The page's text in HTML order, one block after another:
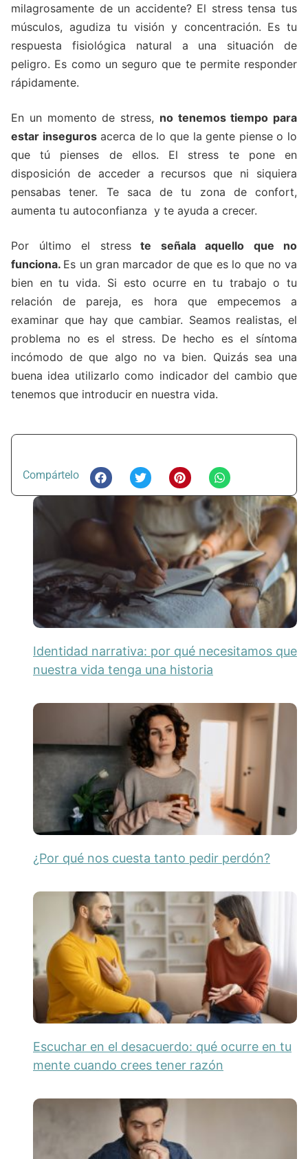
milagrosamente de un accidente? El stress tensa tus
músculos, agudiza tu visión y concentración. Es tu
respuesta fisiológica natural a una situación de
peligro. Es como un seguro que te permite responder
rápidamente.
En un momento de stress, no tenemos tiempo para
estar insegurosacerca de lo que la gente piense o lo
que tú pienses de ellos. El stress te pone en
disposición de acceder a recursos que ni siquiera
pensabas tener. Te saca de tu zona de confort,
aumenta tu autoconfianza y te ayuda a crecer.
Por último el stresste señala aquello que no
funciona. Es un gran marcador de que es lo que no va
bien en tu vida. Si esto ocurre en tu trabajo o tu
relación de pareja, es hora que empecemos a
examinar que hay que cambiar. Seamos realistas, el
problema no es el stress. De hecho es el síntoma
incómodo de que algo no va bien. Quizás sea una
buena idea utilizarlo como indicador del cambio que
tenemos que introducir en nuestra vida.
Compártelo
Identidad narrativa: por qué necesitamos que
nuestra vida tenga una historia
¿Por qué nos cuesta tanto pedir perdón?
Escuchar en el desacuerdo: qué ocurre en tu
mente cuando crees tener razón